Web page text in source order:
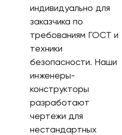
индивидуально для
заказчика по
требованиям ГОСТ и
техники
безопасности. Наши
инженеры-
конструкторы
разработают
чертежи для
нестандартных